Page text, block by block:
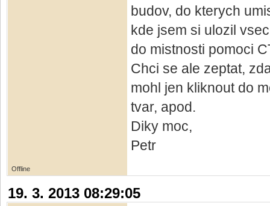
budov, do kterych
kde jsem si ulozil
do mistnosti pomoci
Chci se ale zeptat,
mohl jen kliknout do
tvar, apod.
Diky moc,
Petr
Offline
19. 3. 2013 08:29:05